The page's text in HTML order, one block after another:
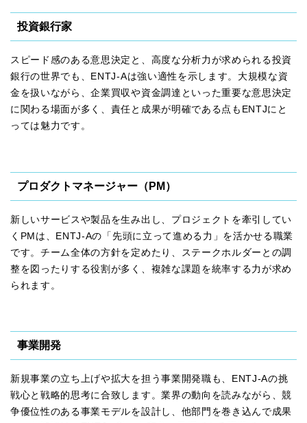
投資銀行家
スピード感のある意思決定と、高度な分析力が求められる投資
銀行の世界でも、ENTJ-Aは強い適性を示します。大規模な資
金を扱いながら、企業買収や資金調達といった重要な意思決定
に関わる場面が多く、責任と成果が明確である点もENTJにと
っては魅力です。
プロダクトマネージャー（PM）
新しいサービスや製品を生み出し、プロジェクトを牽引してい
くPMは、ENTJ-Aの「先頭に立って進める力」を活かせる職業
です。チーム全体の方針を定めたり、ステークホルダーとの調
整を図ったりする役割が多く、複雑な課題を統率する力が求め
られます。
事業開発
新規事業の立ち上げや拡大を担う事業開発職も、ENTJ-Aの挑
戦心と戦略的思考に合致します。業界の動向を読みながら、競
争優位性のある事業モデルを設計し、他部門を巻き込んで成果